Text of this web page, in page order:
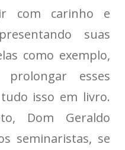
com carinho e
suas
como exemplo,
esses
isso em livro.
Dom Geraldo
seminaristas, se